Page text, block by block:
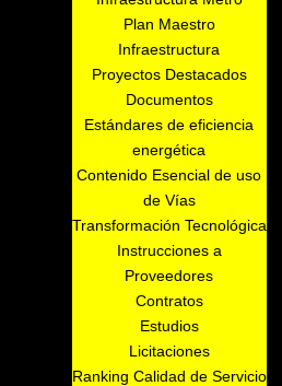
Plan Maestro
Infraestructura
Proyectos Destacados
Documentos
Estándares de eficiencia
energética
Contenido Esencial de uso
de Vías
Transformación Tecnológica
Instrucciones a
Proveedores
Contratos
Estudios
Licitaciones
Ranking Calidad de Servicio